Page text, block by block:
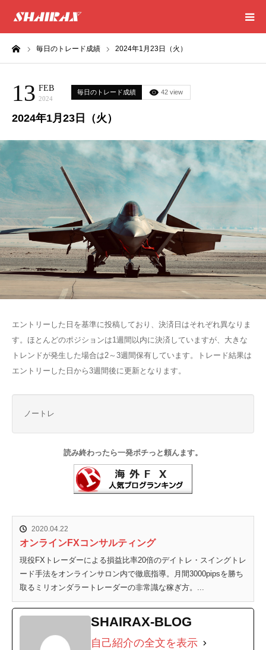
毎日のトレード成績 2024年1月23日（火）
13 FEB
2024
毎日のトレード成績 42 view
2024年1月23日（火）
エントリーした日を基準に投稿しており、決済日はそれぞれ異なりま
す。ほとんどのポジションは1週間以内に決済していますが、大きな
トレンドが発生した場合は2～3週間保有しています。トレード結果は
エントリーした日から3週間後に更新となります。
ノートレ
読み終わったら一発ポチっと頼んます。
2020.04.22
オンラインFXコンサルティング
現役FXトレーダーによる損益比率20倍のデイトレ・スイングトレ
ード手法をオンラインサロン内で徹底指導。月間3000pipsを勝ち
取るミリオンダラートレーダーの非常識な稼ぎ方。...
SHAIRAX-BLOG
自己紹介の全文を表示
HOME
RESULT
SUCCESS
CONSULTING
EXCEL SHEET
NEWS
CONTACT